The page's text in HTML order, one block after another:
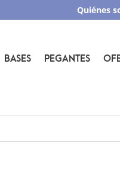
Quiénes
BASES PEGANTES